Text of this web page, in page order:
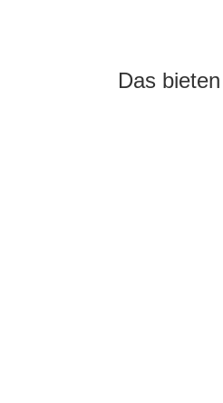
Das